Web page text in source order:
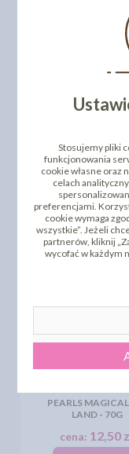
PEARLS
- 70G
cena:12,50
DO
PEARLS
LAND - 70G
cena: 12,50
Stosujemy pliki
funkcjonowania
cookie własne oraz
celach
preferencjami.
cookie wymaga
wszystkie”. Jeżeli
partnerów, kliknij
wycofać w każdym